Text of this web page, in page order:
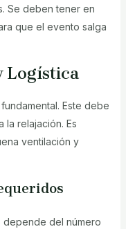
Se deben tener en
que el evento salga
Logística
Este debe
relajación. Es
ventilación y
depende del número